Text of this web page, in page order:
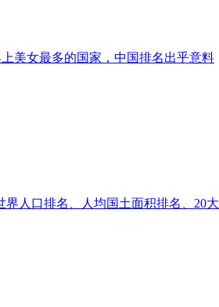
美女最多的国家，中国排名出乎意料
界人口排名、人均国土面积排名、20大